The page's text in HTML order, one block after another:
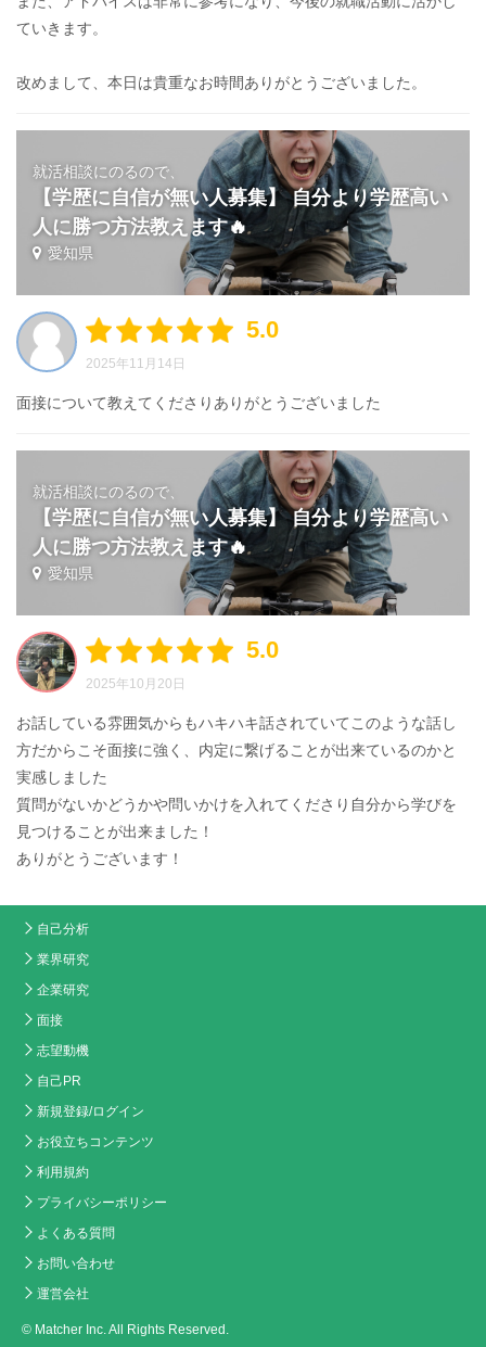
ていきます。
改めまして、本日は貴重なお時間ありがとうございました。
就活相談にのるので、
【学歴に自信が無い人募集】 自分より学歴高い
人に勝つ方法教えます🔥
愛知県
5.0
2025年11月14日
面接について教えてくださりありがとうございました
就活相談にのるので、
【学歴に自信が無い人募集】 自分より学歴高い
人に勝つ方法教えます🔥
愛知県
5.0
2025年10月20日
お話している雰囲気からもハキハキ話されていてこのような話し
方だからこそ面接に強く、内定に繋げることが出来ているのかと
実感しました
質問がないかどうかや問いかけを入れてくださり自分から学びを
見つけることが出来ました！
ありがとうございます！
自己分析
業界研究
企業研究
面接
志望動機
自己PR
新規登録/ログイン
お役立ちコンテンツ
利用規約
プライバシーポリシー
よくある質問
お問い合わせ
運営会社
© Matcher Inc. All Rights Reserved.